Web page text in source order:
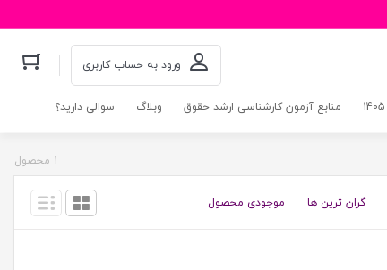
ورود به حساب کاربری
منابع آزمون کارشناسی ارشد حقوق وبلاگ سوالی دارید؟
1 محصول
گران ترین ها موجودی محصول